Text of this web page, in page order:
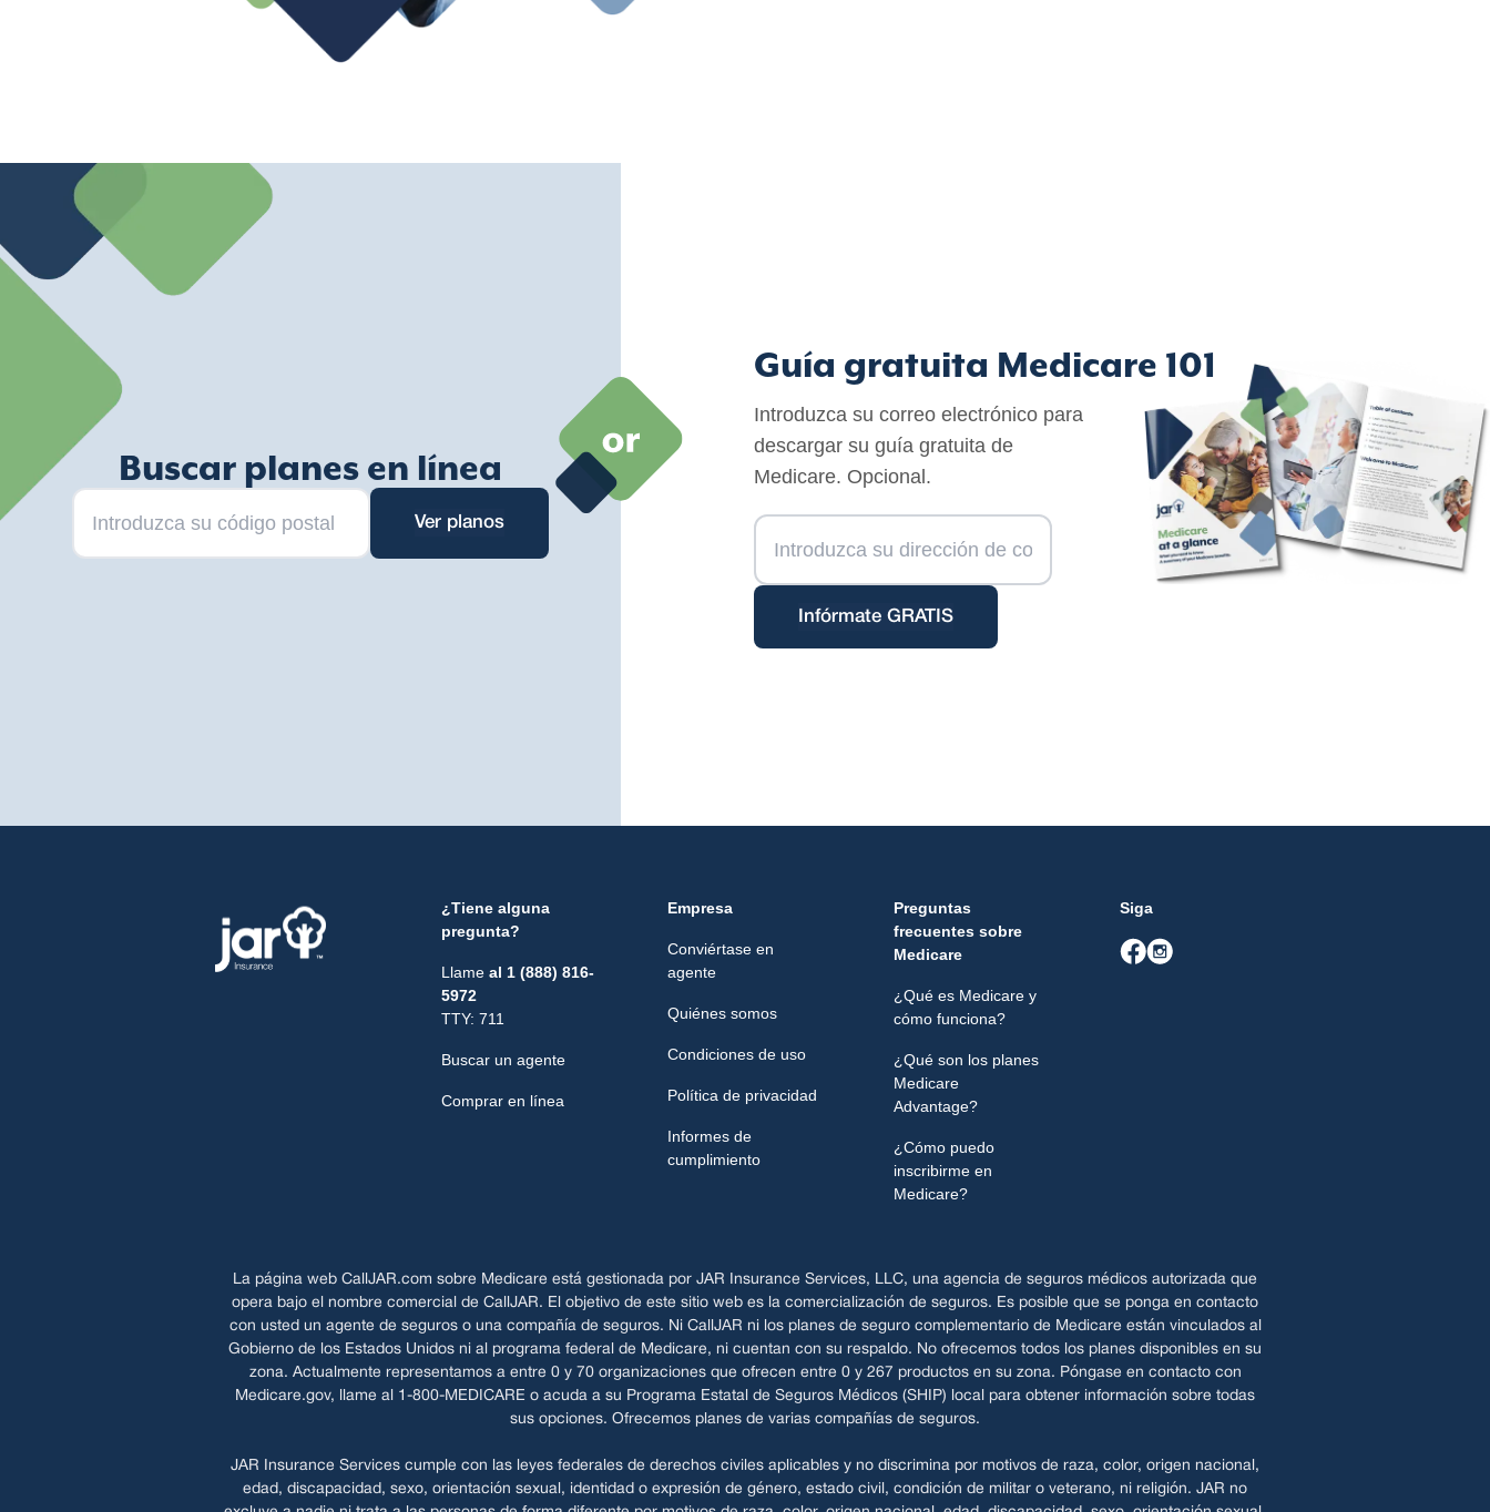
Buscar planes en línea
Ver planos
Guía gratuita Medicare 101
Introduzca su correo electrónico para
descargar su guía gratuita de
Medicare. Opcional.
Infórmate GRATIS
¿Tiene alguna
pregunta?
Llame al 1 (888) 816-
5972
TTY: 711
Buscar un agente
Comprar en línea
Empresa
Conviértase en
agente
Quiénes somos
Condiciones de uso
Política de privacidad
Informes de
cumplimiento
Preguntas
frecuentes sobre
Medicare
¿Qué es Medicare y
cómo funciona?
¿Qué son los planes
Medicare
Advantage?
¿Cómo puedo
inscribirme en
Medicare?
Siga
La página web CallJAR.com sobre Medicare está gestionada por JAR Insurance Services, LLC, una agencia de seguros médicos autorizada que
opera bajo el nombre comercial de CallJAR. El objetivo de este sitio web es la comercialización de seguros. Es posible que se ponga en contacto
con usted un agente de seguros o una compañía de seguros. Ni CallJAR ni los planes de seguro complementario de Medicare están vinculados al
Gobierno de los Estados Unidos ni al programa federal de Medicare, ni cuentan con su respaldo. No ofrecemos todos los planes disponibles en su
zona. Actualmente representamos a entre 0 y 70 organizaciones que ofrecen entre 0 y 267 productos en su zona. Póngase en contacto con
Medicare.gov, llame al 1-800-MEDICARE o acuda a su Programa Estatal de Seguros Médicos (SHIP) local para obtener información sobre todas
sus opciones. Ofrecemos planes de varias compañías de seguros.
JAR Insurance Services cumple con las leyes federales de derechos civiles aplicables y no discrimina por motivos de raza, color, origen nacional,
edad, discapacidad, sexo, orientación sexual, identidad o expresión de género, estado civil, condición de militar o veterano, ni religión. JAR no